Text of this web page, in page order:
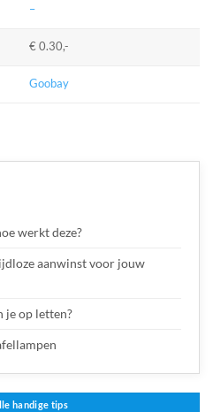
–
€ 0.30,-
Goobay
werkt deze?
aanwinst voor jouw
je op letten?
handige tips